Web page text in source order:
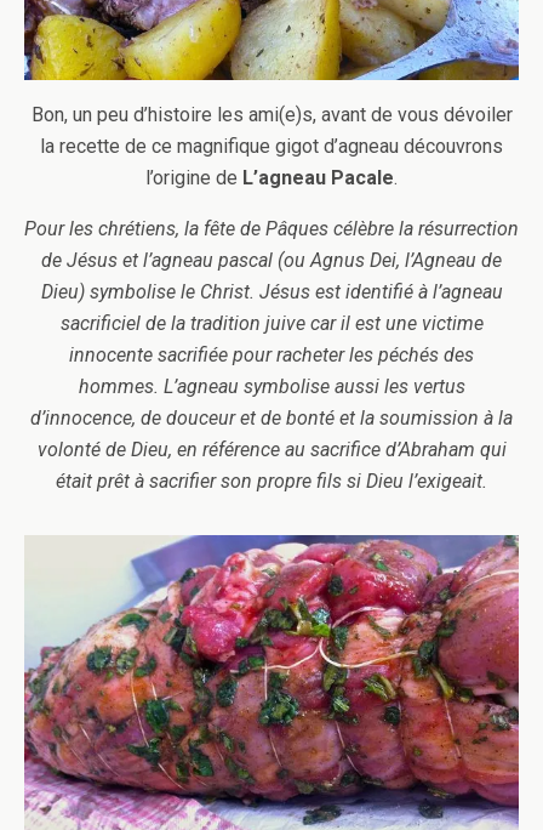
Bon, un peu d’histoire les ami(e)s, avant de vous dévoiler
la recette de ce magnifique gigot d’agneau découvrons
l’origine de L’agneau Pacale.
Pour les chrétiens, la fête de Pâques célèbre la résurrection
de Jésus et l’agneau pascal (ou Agnus Dei, l’Agneau de
Dieu) symbolise le Christ. Jésus est identifié à l’agneau
sacrificiel de la tradition juive car il est une victime
innocente sacrifiée pour racheter les péchés des
hommes. L’agneau symbolise aussi les vertus
d’innocence, de douceur et de bonté et la soumission à la
volonté de Dieu, en référence au sacrifice d’Abraham qui
était prêt à sacrifier son propre fils si Dieu l’exigeait.